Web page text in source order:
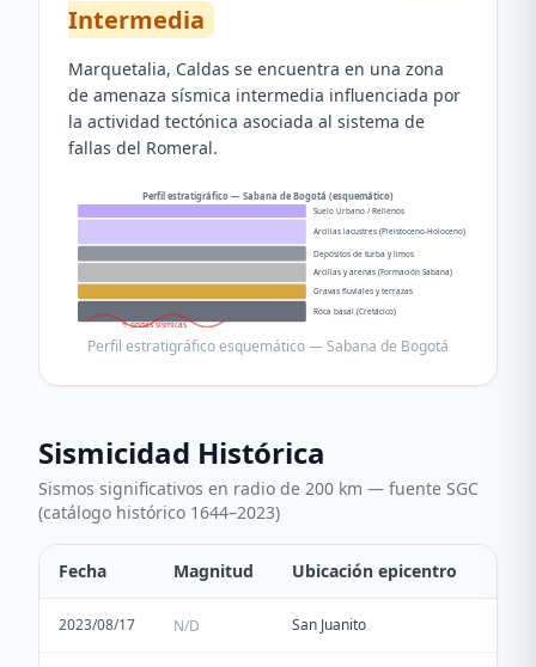
Intermedia
Marquetalia, Caldas se encuentra en una zona
de amenaza sísmica intermedia influenciada por
la actividad tectónica asociada al sistema de
fallas del Romeral.
Perfil estratigráfico — Sabana de Bogotá (esquemático)
Suelo Urbano / Rellenos
Arcillas lacustres (Pleistoceno-Holoceno)
Depósitos de turba y limos
Arcillas y arenas (Formación Sabana)
Gravas fluviales y terrazas
Roca basal (Cretácico)
↑ ondas sísmicas
Perfil estratigráfico esquemático — Sabana de Bogotá
Sismicidad Histórica
Sismos significativos en radio de 200 km — fuente SGC
(catálogo histórico 1644–2023)
Fecha Magnitud Ubicación epicentro
2023/08/17 N/D San Juanito